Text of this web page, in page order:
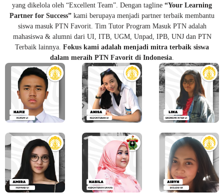
yang dikelola oleh “Excellent Team”. Dengan tagline “Your Learning
Partner for Success” kami berupaya menjadi partner terbaik membantu
siswa masuk PTN Favorit. Tim Tutor Program Masuk PTN adalah
mahasiswa & alumni dari UI, ITB, UGM, Unpad, IPB, UNJ dan PTN
Terbaik lainnya. Fokus kami adalah menjadi mitra terbaik siswa
dalam meraih PTN Favorit di Indonesia